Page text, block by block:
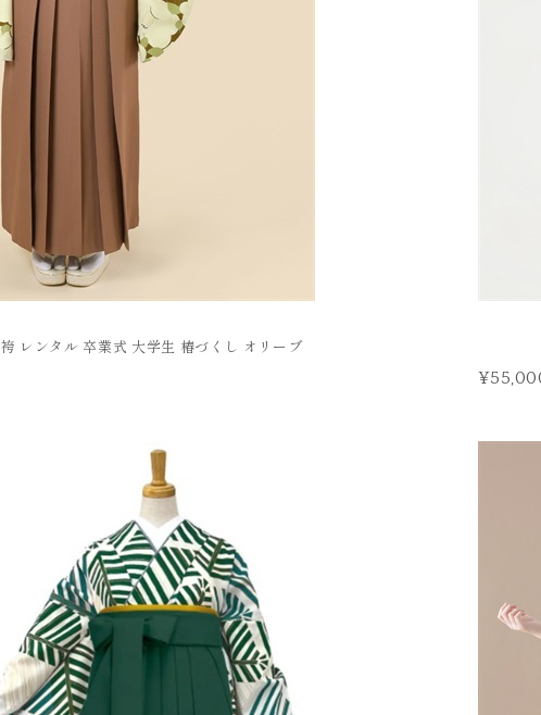
袴 レンタル 卒業式 大学生 椿づくし オリーブ